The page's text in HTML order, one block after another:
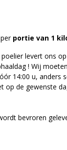
portie van 1
poelier levert ons
! Wij
14:00 u, anders
op de gewenste
bevroren